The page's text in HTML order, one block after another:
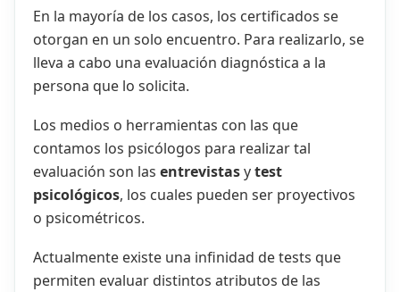
En la mayoría de los casos, los certificados se
otorgan en un solo encuentro. Para realizarlo, se
lleva a cabo una evaluación diagnóstica a la
persona que lo solicita.
Los medios o herramientas con las que
contamos los psicólogos para realizar tal
evaluación son las entrevistasytest
psicológicos, los cuales pueden ser proyectivos
o psicométricos.
Actualmente existe una infinidad de tests que
permiten evaluar distintos atributos de las